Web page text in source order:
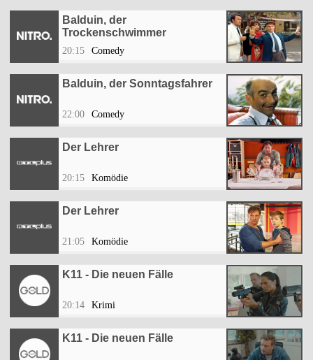
Balduin, der
Trockenschwimmer
20:15 Comedy
Balduin, der Sonntagsfahrer
22:00 Comedy
Der Lehrer
20:15 Komödie
Der Lehrer
21:05 Komödie
K11 - Die neuen Fälle
20:14 Krimi
K11 - Die neuen Fälle